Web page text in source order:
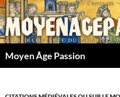
Aller
au
contenu
Moyen Âge Passion